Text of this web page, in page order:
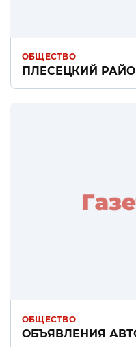
ОБЩЕСТВО
ПЛЕСЕЦКИЙ
ОБЩЕСТВО
ОБЪЯВЛЕНИЯ